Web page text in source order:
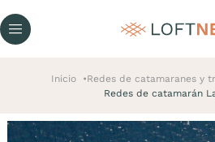
Inicio Redes de catamaranes y
Redes de catamarán